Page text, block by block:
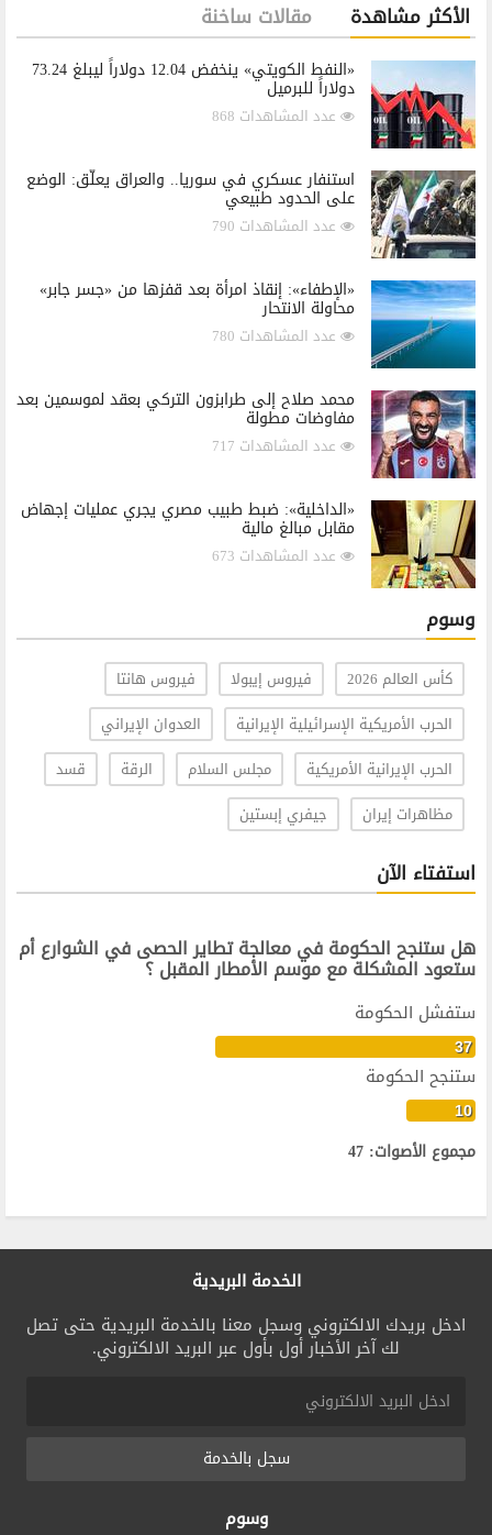
الأكثر مشاهدة مقالات ساخنة
«النفط الكويتي» ينخفض 12.04 دولاراً ليبلغ 73.24
دولاراً للبرميل
عدد المشاهدات 868
استنفار عسكري في سوريا.. والعراق يعلّق: الوضع
على الحدود طبيعي
عدد المشاهدات 790
«الإطفاء»: إنقاذ امرأة بعد قفزها من «جسر جابر»
محاولة الانتحار
عدد المشاهدات 780
محمد صلاح إلى طرابزون التركي بعقد لموسمين بعد
مفاوضات مطولة
عدد المشاهدات 717
«الداخلية»: ضبط طبيب مصري يجري عمليات إجهاض
مقابل مبالغ مالية
عدد المشاهدات 673
وسوم
كأس العالم 2026 فيروس إيبولا
فيروس هانتا
الحرب الأمريكية الإسرائيلية الإيرانية
العدوان الإيراني
الحرب الإيرانية الأمريكية
مجلس السلام الرقة
قسد
مظاهرات إيران
جيفري إبستين
استفتاء الآن
هل ستنجح الحكومة في معالجة تطاير الحصى في الشوارع أم
ستعود المشكلة مع موسم الأمطار المقبل ؟
ستفشل الحكومة
37
ستنجح الحكومة
10
مجموع الأصوات: 47
الخدمة البريدية
ادخل بريدك الالكتروني وسجل معنا بالخدمة البريدية حتى تصل
لك آخر الأخبار أول بأول عبر البريد الالكتروني.
سجل بالخدمة
وسوم